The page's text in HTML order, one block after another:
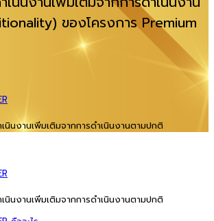
ของโครงการ Premium
นินงานเพิ่มเติมจากการดำเนินงานตามปกติ
นินงานเพิ่มเติมจากการดำเนินงานตามปกติ